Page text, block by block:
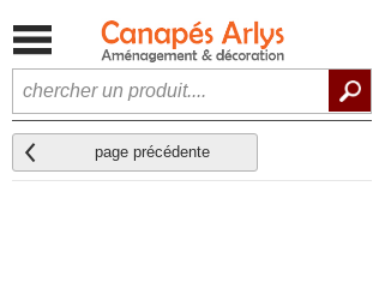
page précédente